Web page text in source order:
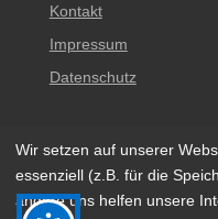
Kontakt
Impressum
Datenschutz
Wir setzen auf unserer
essenziell (z.B. für die
andere uns helfen unsere